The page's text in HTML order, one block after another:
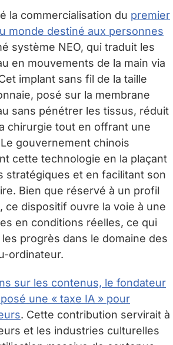
la commercialisation du premier
monde destiné aux personnes
système NEO, qui traduit les
en mouvements de la main via
implant sans fil de la taille
posé sur la membrane
sans pénétrer les tissus, réduit
chirurgie tout en offrant une
gouvernement chinois
cette technologie en la plaçant
stratégiques et en facilitant son
Bien que réservé à un profil
ce dispositif ouvre la voie à une
en conditions réelles, ce qui
progrès dans le domaine des
ordinateur.
sur les contenus, le fondateur
une « taxe IA » pour
. Cette contribution servirait à
et les industries culturelles